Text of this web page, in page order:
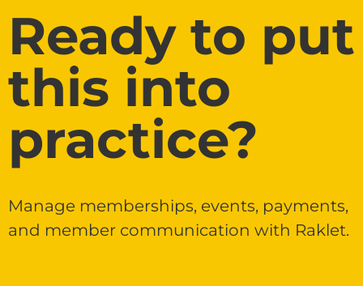
Ready to put
this into
practice?
Manage memberships, events, payments,
and member communication with Raklet.